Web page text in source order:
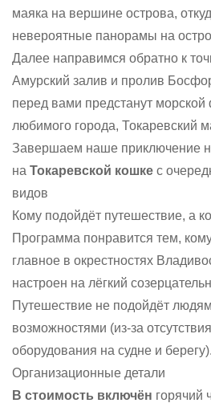
маяка на вершине острова,
невероятные панорамы на
Далее направимся обратно к
Амурский залив и пролив
перед вами предстанут
любимого города, Токаревский
Завершаем наше приключение
на Токаревской кошке с
видов
Кому подойдёт путешествие, а
Программа понравится тем,
главное в окрестностях
настроен на лёгкий
Путешествие не подойдёт
возможностями (из-за
оборудования на судне и берегу).
Организационные детали
В стоимость включён горячий